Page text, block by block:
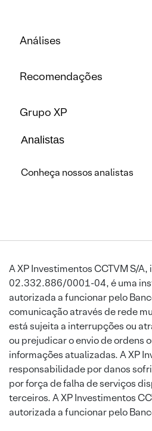
Análises
Recomendações
Grupo XP
Analistas
Conheça nossos analistas
A XP Investimentos CCTVM S/A,
02.332.886/0001-04, é uma
autorizada a funcionar pelo
comunicação através de rede
está sujeita a interrupções ou
ou prejudicar o envio de ordens
informações atualizadas. A XP
responsabilidade por danos
por força de falha de serviços
terceiros. A XP Investimentos
autorizada a funcionar pelo